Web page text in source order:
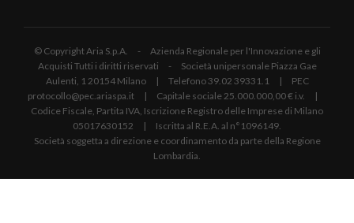
© Copyright Aria S.p.A. - Azienda Regionale per l'Innovazione e gli
Acquisti Tutti i diritti riservati - Società unipersonale Piazza Gae
Aulenti, 1 20154 Milano | Telefono 39.02 39331.1 | PEC
protocollo@pec.ariaspa.it | Capitale sociale 25.000.000,00 € i.v. |
Codice Fiscale, Partita IVA, Iscrizione Registro delle Imprese di Milano
05017630152 | Iscritta al R.E.A. al n°1096149.
Società soggetta a direzione e coordinamento da parte della Regione
Lombardia.